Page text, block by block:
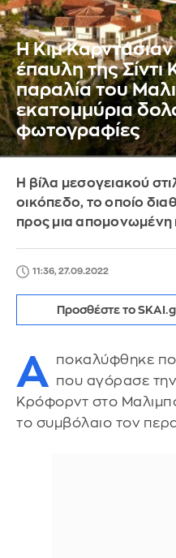
Η Κιμ
έπαυλη της
παραλία του
εκατομμύρια
φωτογραφίες
Η βίλα μεσογειακού
οικόπεδο, το οποίο
προς μια απομονωμένη
11:36, 27.09.2022
Προσθέστε το
Α ποκαλύφθηκε
που αγόρασε την
Κρόφορντ στο
το συμβόλαιο τον